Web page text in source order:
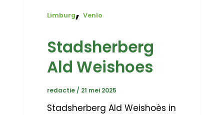
Limburg,Venlo
Stadsherberg
Ald Weishoes
redactie / 21 mei 2025
Stadsherberg Ald Weishoès in